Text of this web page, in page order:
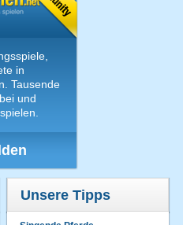
in
Tausende
und
Unsere Tipps